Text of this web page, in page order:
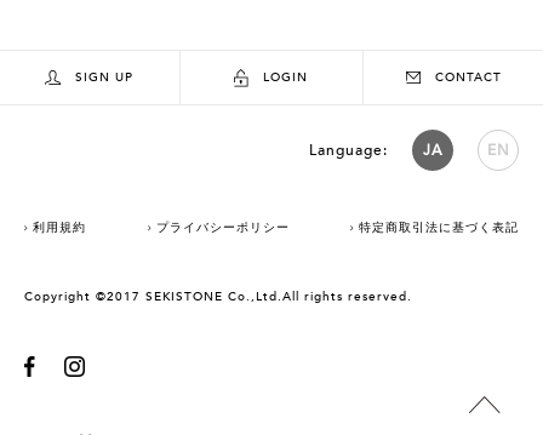
SIGN UP LOGIN CONTACT
Language: JA EN
利用規約 プライバシーポリシー 特定商取引法に基づく表記
Copyright ©2017 SEKISTONE Co.,Ltd.All rights reserved.